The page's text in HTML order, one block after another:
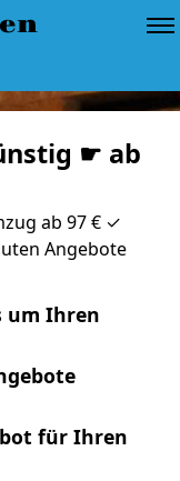
☛ ab
ab 97 € ✓
Angebote
um Ihren
für Ihren